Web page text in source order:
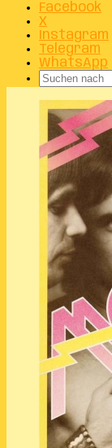
Facebook
X
Instagram
Telegram
WhatsApp